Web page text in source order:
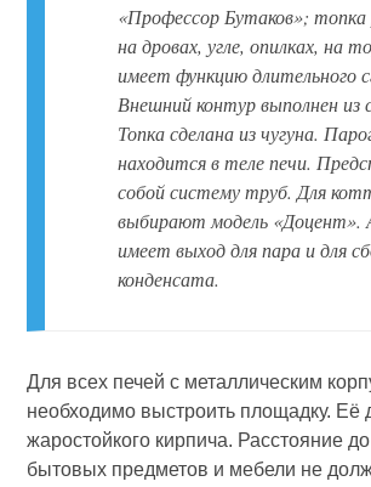
«Профессор Бутаков»;
на дровах, угле, опилках, на
имеет функцию длительного
Внешний контур выполнен из
Топка сделана из чугуна.
находится в теле печи.
собой систему труб. Для
выбирают модель «Доцент».
имеет выход для пара и для
конденсата.
Для всех печей с металлическим
необходимо выстроить площадку. Её
жаростойкого кирпича. Расстояние
бытовых предметов и мебели не